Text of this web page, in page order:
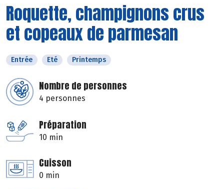
Roquette, champignons crus
et copeaux de parmesan
Entrée Eté Printemps
Nombre de personnes
4 personnes
Préparation
10 min
Cuisson
0 min